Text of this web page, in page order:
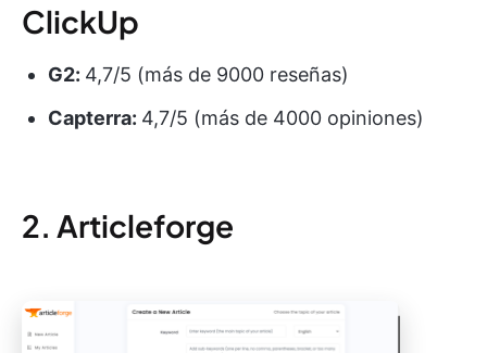
ClickUp
G2: 4,7/5 (más de 9000 reseñas)
Capterra: 4,7/5 (más de 4000 opiniones)
2. Articleforge